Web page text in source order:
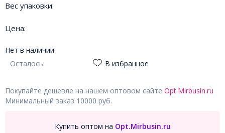
Вес упаковки:
Цена:
Нет в наличии
Осталось:
В избранное
Покупайте дешевле на нашем оптовом сайте Opt.Mirbusin.ru
Минимальный заказ 10000 руб.
Купить оптом на Opt.Mirbusin.ru